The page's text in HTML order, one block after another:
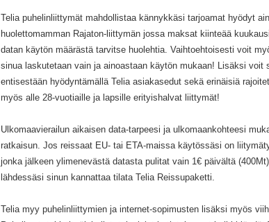
Telia puhelinliittymät mahdollistaa kännykkäsi tarjoamat hyödyt
huolettomamman Rajaton-liittymän jossa maksat kiinteää
datan käytön määrästä tarvitse huolehtia. Vaihtoehtoisesti voit
sinua laskutetaan vain ja ainoastaan käytön mukaan! Lisäksi voit
entisestään hyödyntämällä Telia asiakasedut sekä erinäisiä
myös alle 28-vuotiaille ja lapsille erityishalvat liittymät!
Ulkomaavierailun aikaisen data-tarpeesi ja ulkomaankohteesi
ratkaisun. Jos reissaat EU- tai ETA-maissa käytössäsi on
jonka jälkeen ylimenevästä datasta pulitat vain 1€ päivältä
lähdessäsi sinun kannattaa tilata Telia Reissupaketti.
Telia myy puhelinliittymien ja internet-sopimusten lisäksi myös